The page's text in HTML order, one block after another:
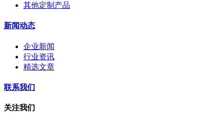
其他定制产品
新闻动态
企业新闻
行业资讯
精选文章
联系我们
关注我们